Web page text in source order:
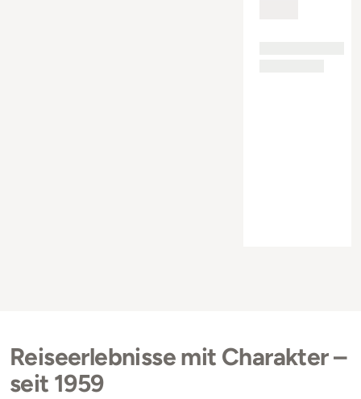
Reiseerlebnisse mit Charakter –
seit 1959